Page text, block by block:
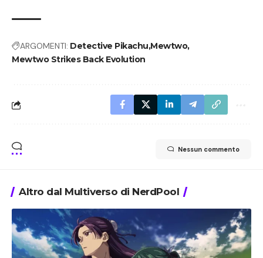
ARGOMENTI: Detective Pikachu Mewtwo
Mewtwo Strikes Back Evolution
Nessun commento
Altro dal Multiverso di NerdPool